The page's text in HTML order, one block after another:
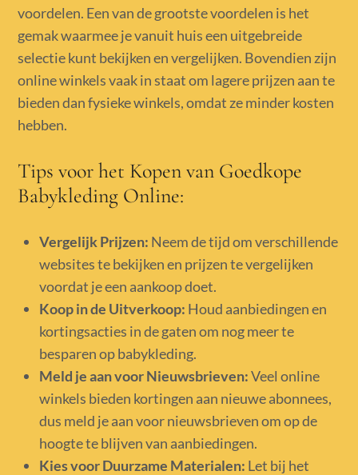
voordelen. Een van de grootste voordelen is het
gemak waarmee je vanuit huis een uitgebreide
selectie kunt bekijken en vergelijken. Bovendien zijn
online winkels vaak in staat om lagere prijzen aan te
bieden dan fysieke winkels, omdat ze minder kosten
hebben.
Tips voor het Kopen van Goedkope
Babykleding Online:
Vergelijk Prijzen: Neem de tijd om verschillende
websites te bekijken en prijzen te vergelijken
voordat je een aankoop doet.
Koop in de Uitverkoop: Houd aanbiedingen en
kortingsacties in de gaten om nog meer te
besparen op babykleding.
Meld je aan voor Nieuwsbrieven:Veel online
winkels bieden kortingen aan nieuwe abonnees,
dus meld je aan voor nieuwsbrieven om op de
hoogte te blijven van aanbiedingen.
Kies voor Duurzame Materialen: Let bij het